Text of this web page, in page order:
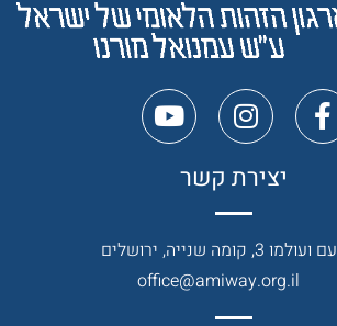
יצירת קשר
עם ועולמו 3, קומה שנייה, ירושלים
office@amiway.org.il